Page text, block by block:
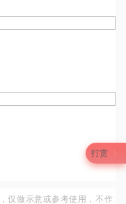
打赏
，仅做 示意或参考使 用 不作